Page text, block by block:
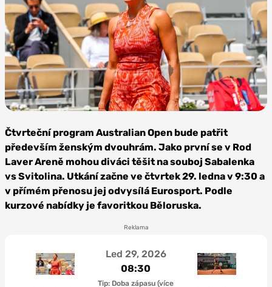
Depositphotos
Čtvrteční program Australian Open bude patřit
především ženským dvouhrám. Jako první se v Rod
Laver Areně mohou diváci těšit na souboj Sabalenka
vs Svitolina. Utkání začne ve čtvrtek 29. ledna v 9:30 a
v přímém přenosu jej odvysílá Eurosport. Podle
kurzové nabídky je favoritkou Běloruska.
Reklama
Led 29, 2026
08:30
Tip: Doba zápasu (více